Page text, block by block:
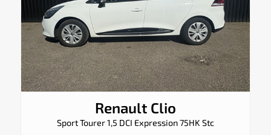
Renault Clio
Sport Tourer 1,5 DCI Expression 75HK Stc